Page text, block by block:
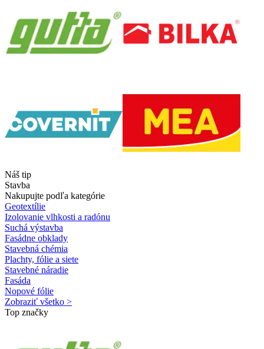
Náš tip
Stavba
Nakupujte podľa kategórie
Geotextílie
Izolovanie vlhkosti a radónu
Suchá výstavba
Fasádne obklady
Stavebná chémia
Plachty, fólie a siete
Stavebné náradie
Fasáda
Nopové fólie
Zobraziť všetko >
Top značky